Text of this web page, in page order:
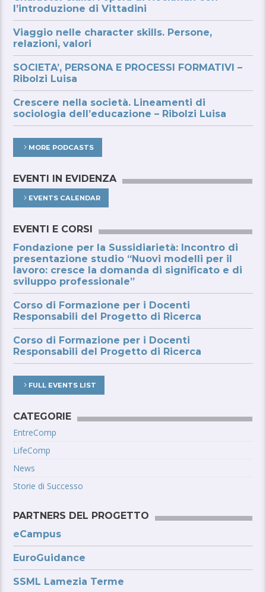
l’introduzione di Vittadini
Viaggio nelle character skills. Persone,
relazioni, valori
SOCIETA’, PERSONA E PROCESSI FORMATIVI –
Ribolzi Luisa
Crescere nella società. Lineamenti di
sociologia dell’educazione – Ribolzi Luisa
MORE PODCASTS
EVENTI IN EVIDENZA
EVENTS CALENDAR
EVENTI E CORSI
Fondazione per la Sussidiarietà: Incontro di
presentazione studio “Nuovi modelli per il
lavoro: cresce la domanda di significato e di
sviluppo professionale”
Corso di Formazione per i Docenti
Responsabili del Progetto di Ricerca
Corso di Formazione per i Docenti
Responsabili del Progetto di Ricerca
FULL EVENTS LIST
CATEGORIE
EntreComp
LifeComp
News
Storie di Successo
PARTNERS DEL PROGETTO
eCampus
EuroGuidance
SSML Lamezia Terme